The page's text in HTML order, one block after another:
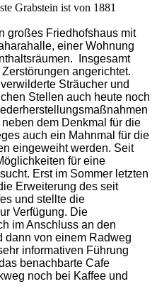
Grabstein ist von 1881
großes Friedhofshaus mit
einer Wohnung
Insgesamt
angerichtet.
Sträucher und
Stellen auch heute noch
dem Denkmal für die
auch ein Mahnmal für die
eingeweiht werden. Seit
für eine
Erst im Sommer letzten
Erweiterung des seit
und stellte die
Verfügung. Die
im Anschluss an den
dann von einem Radweg
informativen Führung
benachbarte Cafe
noch bei Kaffee und